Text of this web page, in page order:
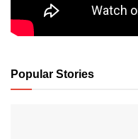
Popular Stories